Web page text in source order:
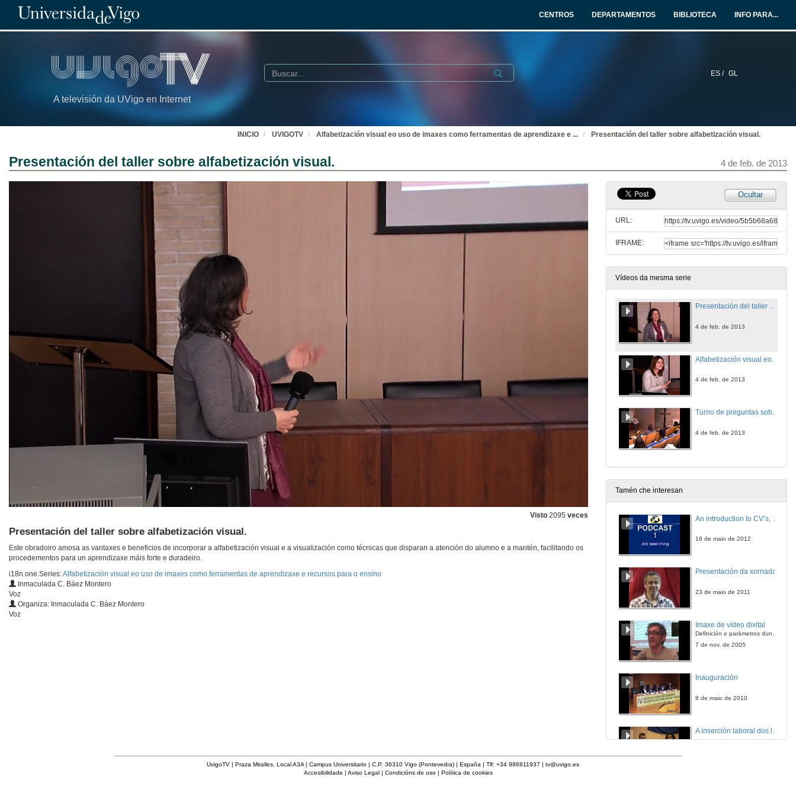
CENTROS DEPARTAMENTOS BIBLIOTECA INFO PARA...
A televisión da UVigo en Internet
ES / GL
Buscar Submit
INICIO UVIGOTV Alfabetización visual eo uso de imaxes como ferramentas de aprendizaxe e ... Presentación del taller sobre alfabetización visual.
Presentación del taller sobre alfabetización visual. 4 de feb. de 2013
Visto 2095 veces
Presentación del taller sobre alfabetización visual.
Este obradoiro amosa as vantaxes e beneficios de incorporar a alfabetización visual e a visualización como técnicas que disparan a atención do alumno e a mantén, facilitando os
procedementos para un aprendizaxe máis forte e duradeiro.
i18n.one.Series:Alfabetización visual eo uso de imaxes como ferramentas de aprendizaxe e recursos para o ensino
Inmaculada C. Báez Montero
Voz
Organiza: Inmaculada C. Báez Montero
Voz
Ocultar
URL:
IFRAME:
Vídeos da mesma serie
Presentación del taller sobre alfabetización visual.
4 de feb. de 2013
4 de feb. de 2013
Turno de preguntas sobre o taller de alfabetización visual.
4 de feb. de 2013
Tamén che interesan
16 de maio de 2012
Presentación da xornada
23 de maio de 2011
Imaxe de vídeo dixital
Definición e parámetros dunha imaxe dixital. Resolución e Aspecto. Profundidade da cor. Compresión. Frame por segundo. Entrelazado. Campos, cadros
7 de nov. de 2005
Inauguración
8 de maio de 2010
UvigoTV | Praza Miralles. Local A3A | Campus Universitario | C.P. 36310 Vigo (Pontevedra) | España | Tlf: +34 986811937 | tv@uvigo.es
Accesibilidade | Aviso Legal| Condicións de uso| Política de cookies